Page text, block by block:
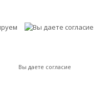
Вы даете согласие